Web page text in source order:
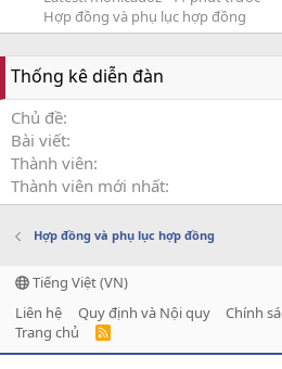
Hợp đồng và phụ lục hợp đồng
Thống kê diễn đàn
Chủ đề
Bài viết
Thành viên
Thành viên mới nhất
Hợp đồng và phụ lục hợp đồng
Tiếng Việt (VN)
Liên hệ
Quy định và Nội quy Chính
Trang chủ
R